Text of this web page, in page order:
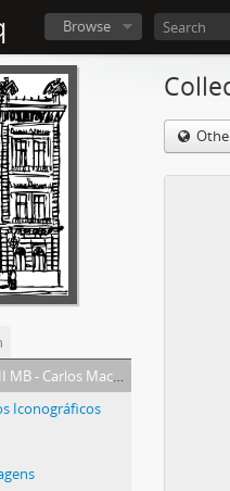
Browse
Carlos Machado Bittencourt
Iconográficos